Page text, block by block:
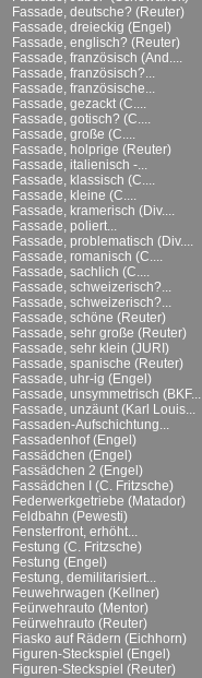
Fassade, deutsche? (Reuter)
Fassade, dreieckig (Engel)
Fassade, englisch? (Reuter)
Fassade, französisch (And....
Fassade, französisch?...
Fassade, französische...
Fassade, gezackt (C....
Fassade, gotisch? (C....
Fassade, große (C....
Fassade, holprige (Reuter)
Fassade, italienisch -...
Fassade, klassisch (C....
Fassade, kleine (C....
Fassade, kramerisch (Div....
Fassade, poliert...
Fassade, problematisch (Div....
Fassade, romanisch (C....
Fassade, sachlich (C....
Fassade, schweizerisch?...
Fassade, schweizerisch?...
Fassade, schöne (Reuter)
Fassade, sehr große (Reuter)
Fassade, sehr klein (JURI)
Fassade, spanische (Reuter)
Fassade, uhr-ig (Engel)
Fassade, unsymmetrisch (BKF...
Fassade, unzäunt (Karl Louis...
Fassaden-Aufschichtung...
Fassadenhof (Engel)
Fassädchen (Engel)
Fassädchen 2 (Engel)
Fassädchen I (C. Fritzsche)
Federwerkgetriebe (Matador)
Feldbahn (Pewesti)
Fensterfront, erhöht...
Festung (C. Fritzsche)
Festung (Engel)
Festung, demilitarisiert...
Feuwehrwagen (Kellner)
Feürwehrauto (Mentor)
Feürwehrauto (Reuter)
Fiasko auf Rädern (Eichhorn)
Figuren-Steckspiel (Engel)
Figuren-Steckspiel (Reuter)